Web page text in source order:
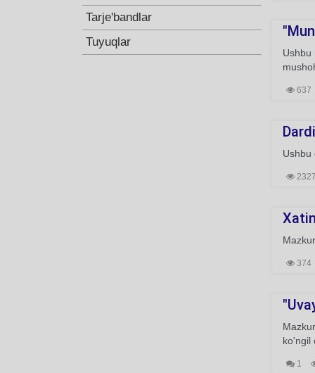
Tarje'bandlar
Tuyuqlar
Ushbu
637
Ushbu
2327
374
ko'ngil
1